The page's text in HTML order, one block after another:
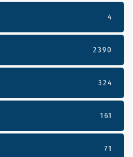
4
2390
324
161
71